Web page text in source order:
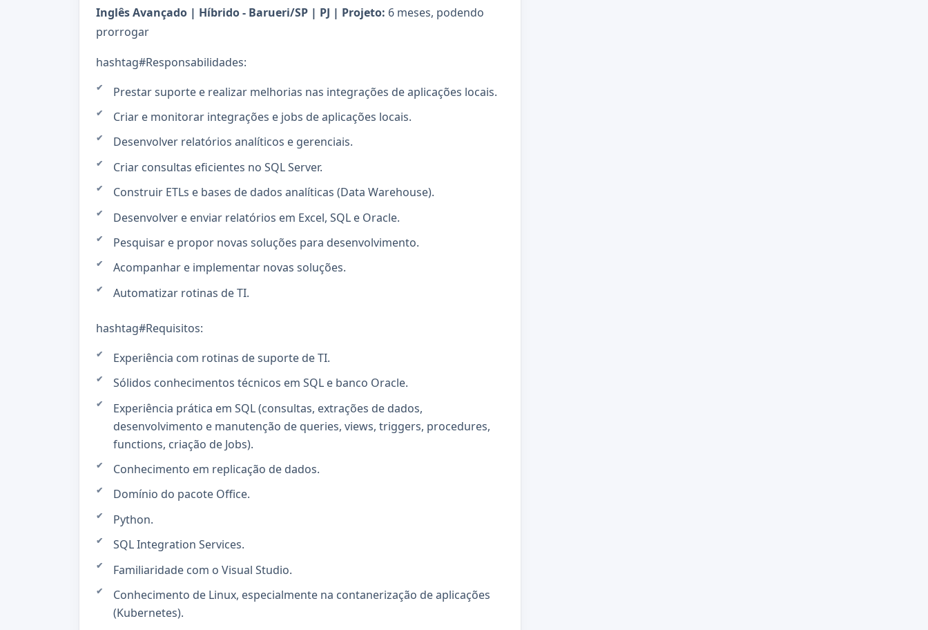
Inglês Avançado | Híbrido - Barueri/SP | PJ | Projeto: 6 meses, podendo
prorrogar
hashtag#Responsabilidades:
Prestar suporte e realizar melhorias nas integrações de aplicações locais.
Criar e monitorar integrações e jobs de aplicações locais.
Desenvolver relatórios analíticos e gerenciais.
Criar consultas eficientes no SQL Server.
Construir ETLs e bases de dados analíticas (Data Warehouse).
Desenvolver e enviar relatórios em Excel, SQL e Oracle.
Pesquisar e propor novas soluções para desenvolvimento.
Acompanhar e implementar novas soluções.
Automatizar rotinas de TI.
hashtag#Requisitos:
Experiência com rotinas de suporte de TI.
Sólidos conhecimentos técnicos em SQL e banco Oracle.
Experiência prática em SQL (consultas, extrações de dados,
desenvolvimento e manutenção de queries, views, triggers, procedures,
functions, criação de Jobs).
Conhecimento em replicação de dados.
Domínio do pacote Office.
Python.
SQL Integration Services.
Familiaridade com o Visual Studio.
Conhecimento de Linux, especialmente na contanerização de aplicações
(Kubernetes).